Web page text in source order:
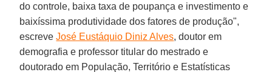
do controle, baixa taxa de poupança e investimento e
baixíssima produtividade dos fatores de produção",
escreveJosé Eustáquio Diniz Alves, doutor em
demografia e professor titular do mestrado e
doutorado em População, Território e Estatísticas